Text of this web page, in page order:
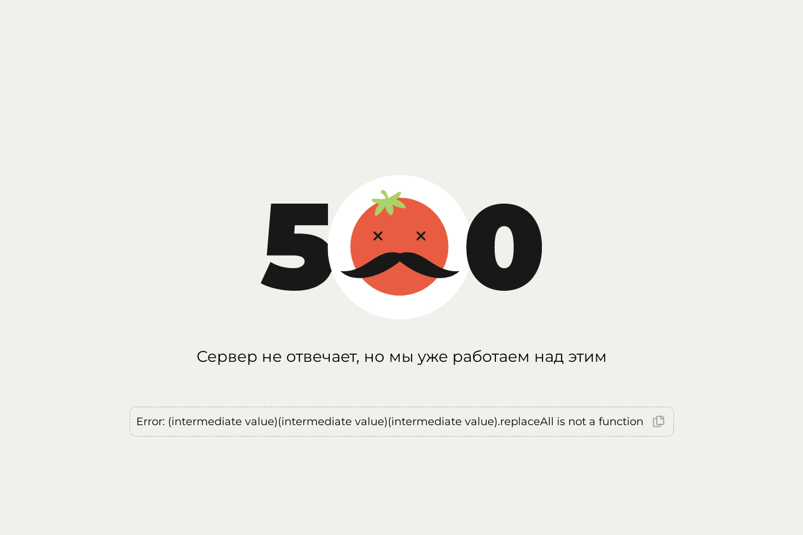
Сервер не отвечает, но мы уже работаем над этим
Error: (intermediate value)(intermediate value)(intermediate value).replaceAll is not a function